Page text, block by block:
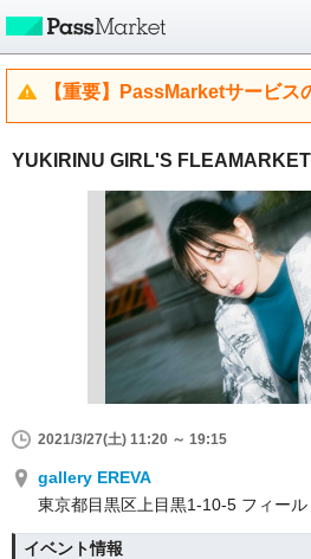
【重要】PassMarketサービス
YUKIRINU GIRL'S FLEAMARKET
2021/3/27(土) 11:20 ～ 19:15
gallery EREVA
東京都目黒区上目黒1-10-5 フィール
イベント情報